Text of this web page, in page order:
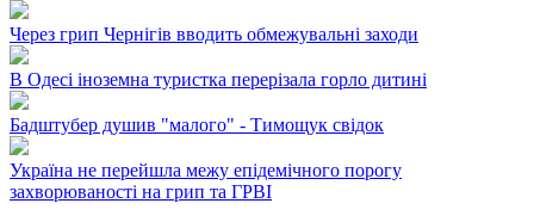
Через грип Чернігів вводить обмежувальні заходи
В Одесі іноземна туристка перерізала горло дитині
Бадштубер душив "малого" - Тимощук свідок
Україна не перейшла межу епідемічного порогу
захворюваності на грип та ГРВІ